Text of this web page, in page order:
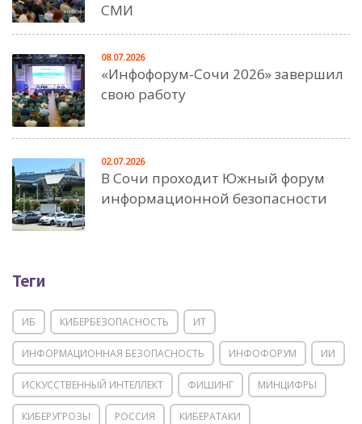
СМИ
«Инфофорум-Сочи 2026» завершил
свою работу
08.07.2026
В Сочи проходит Южный форум
информационной безопасности
02.07.2026
Теги
ИБ КИБЕРБЕЗОПАСНОСТЬ ИТ
ИНФОРМАЦИОННАЯ БЕЗОПАСНОСТЬ ИНФОФОРУМ ИИ
ИСКУССТВЕННЫЙ ИНТЕЛЛЕКТ ФИШИНГ МИНЦИФРЫ
КИБЕРУГРОЗЫ РОССИЯ КИБЕРАТАКИ